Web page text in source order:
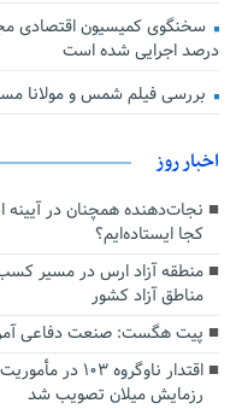
درصد اجرایی شده است
بررسی فیلم شمس و مولانا
اخبار روز
کجا ایستاده‌ایم؟
منطقه آزاد ارس در مسیر
مناطق آزاد کشور
پیت هگست: صنعت دفاعی
رزمایش میلان تصویب شد